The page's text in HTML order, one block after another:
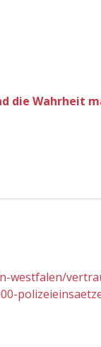
die Wahrheit
westfalen/